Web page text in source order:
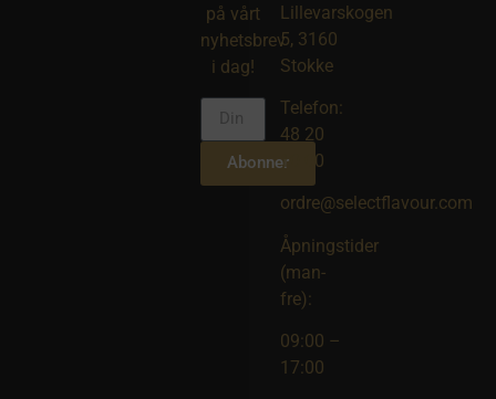
på vårt
nyhetsbrev
i dag!
Abonner
Lillevarskogen
5, 3160
Stokke
Telefon:
48 20
10 00
ordre@selectflavour.com
Åpningstider
(man-
fre):
09:00 –
17:00